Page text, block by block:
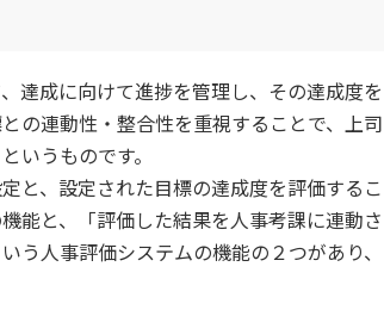
達成に向けて進捗を管理し、その達成度を
の連動性・整合性を重視することで、上司
いうものです。
と、設定された目標の達成度を評価するこ
能と、「評価した結果を人事考課に連動さ
う人事評価システムの機能の２つがあり、